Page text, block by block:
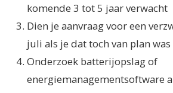
komende 3 tot 5 jaar verwacht
Dien je aanvraag voor een
juli als je dat toch van plan was
Onderzoek batterijopslag of
energiemanagementsoftware